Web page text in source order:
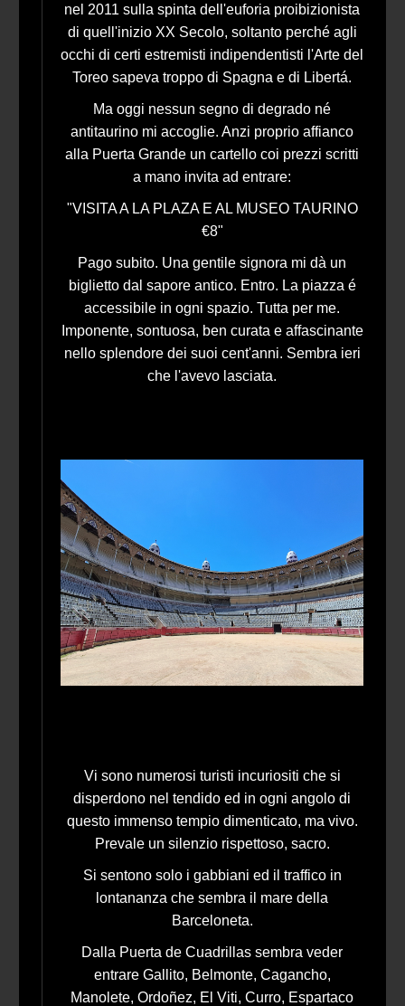
nel 2011 sulla spinta dell'euforia proibizionista
di quell'inizio XX Secolo, soltanto perché agli
occhi di certi estremisti indipendentisti l'Arte del
Toreo sapeva troppo di Spagna e di Libertá.
Ma oggi nessun segno di degrado né
antitaurino mi accoglie. Anzi proprio affianco
alla Puerta Grande un cartello coi prezzi scritti
a mano invita ad entrare:
"VISITA A LA PLAZA E AL MUSEO TAURINO
€8"
Pago subito. Una gentile signora mi dà un
biglietto dal sapore antico. Entro. La piazza é
accessibile in ogni spazio. Tutta per me.
Imponente, sontuosa, ben curata e affascinante
nello splendore dei suoi cent'anni. Sembra ieri
che l'avevo lasciata.
Vi sono numerosi turisti incuriositi che si
disperdono nel tendido ed in ogni angolo di
questo immenso tempio dimenticato, ma vivo.
Prevale un silenzio rispettoso, sacro.
Si sentono solo i gabbiani ed il traffico in
lontananza che sembra il mare della
Barceloneta.
Dalla Puerta de Cuadrillas sembra veder
entrare Gallito, Belmonte, Cagancho,
Manolete, Ordoñez, El Viti, Curro, Espartaco